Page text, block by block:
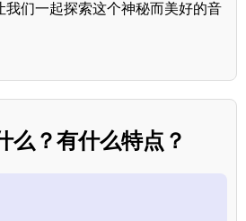
我们一起探索这个神秘而美好的音
么？有什么特点？